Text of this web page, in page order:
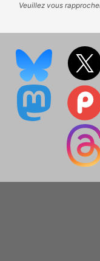
Veuillez vous